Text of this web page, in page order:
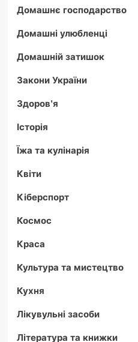
Домашнє господарство
Домашні улюбленці
Домашній затишок
Закони України
Здоров'я
Історія
Їжа та кулінарія
Квіти
Кіберспорт
Космос
Краса
Культура та мистецтво
Кухня
Лікувульні засоби
Література та книжки